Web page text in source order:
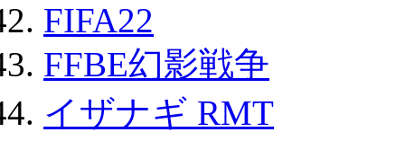
FIFA22
FFBE幻影戦争
イザナギ RMT